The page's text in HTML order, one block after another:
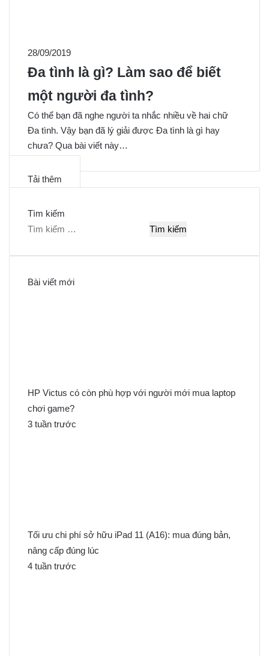
28/09/2019
Đa tình là gì? Làm sao để biết
một người đa tình?
Có thể bạn đã nghe người ta nhắc nhiều về hai chữ
Đa tình. Vậy bạn đã lý giải được Đa tình là gì hay
chưa? Qua bài viết này…
Tải thêm
Tìm kiếm
T
Bài viết mới
HP Victus có còn phù hợp với người mới mua laptop
chơi game?
3 tuần trước
Tối ưu chi phí sở hữu iPad 11 (A16): mua đúng bản,
nâng cấp đúng lúc
4 tuần trước